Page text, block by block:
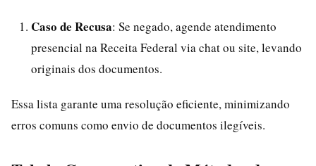
Caso de Recusa: Se negado, agende atendimento
presencial na Receita Federal via chat ou site, levando
originais dos documentos.
Essa lista garante uma resolução eficiente, minimizando
erros comuns como envio de documentos ilegíveis.